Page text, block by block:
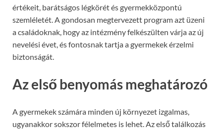
értékeit, barátságos légkörét és gyermekközpontú
szemléletét. A gondosan megtervezett program azt üzeni
a családoknak, hogy az intézmény felkészülten várja az új
nevelési évet, és fontosnak tartja a gyermekek érzelmi
biztonságát.
Az első benyomás meghatározó
A gyermekek számára minden új környezet izgalmas,
ugyanakkor sokszor félelmetes is lehet. Az első találkozás